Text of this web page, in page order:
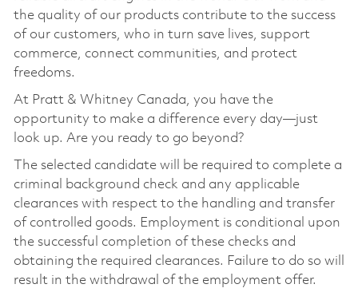
the quality of our products contribute to the success
of our customers, who in turn save lives, support
commerce, connect communities, and protect
freedoms.
At Pratt & Whitney Canada, you have the
opportunity to make a difference every day—just
look up. Are you ready to go beyond?
The selected candidate will
be required to complete a
criminal background check and any applicable
clearances with respect to the handling and transfer
of controlled goods. Employment is conditional upon
the successful completion of these checks and
obtaining the required clearances. Failure to do so will
result in the withdrawal of the employment offer.